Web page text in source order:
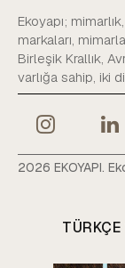
Ekoyapı;
markaları,
Birleşik Krallık,
varlığa sahip, iki
2026 EKOYAPI.
TÜRKÇE